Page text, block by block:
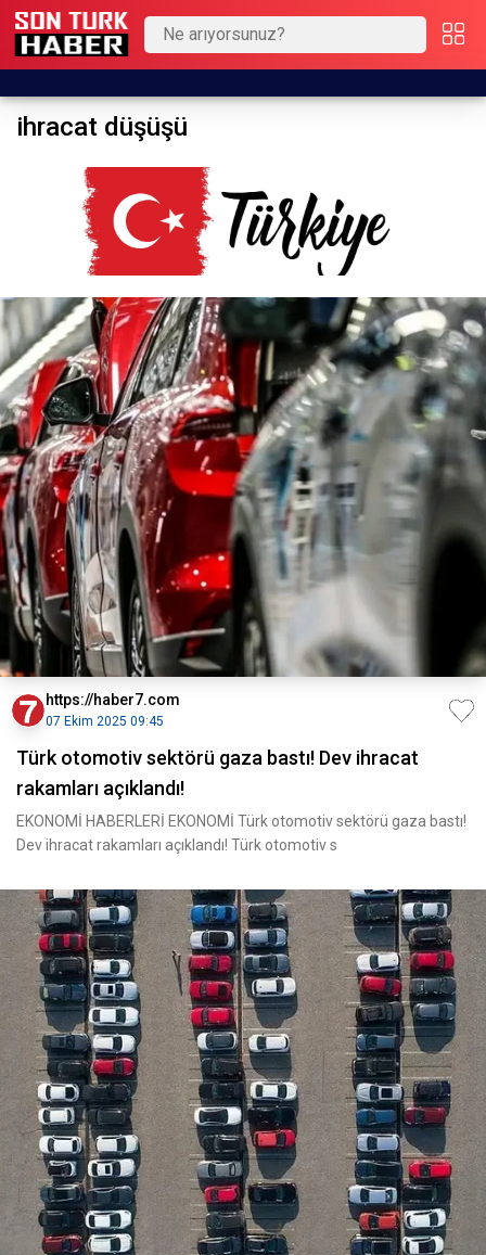
ihracat düşüşü
https://haber7.com
07 Ekim 2025 09:45
Türk otomotiv sektörü gaza bastı! Dev ihracat
rakamları açıklandı!
EKONOMİ HABERLERİ EKONOMİ Türk otomotiv sektörü gaza bastı!
Dev ihracat rakamları açıklandı! Türk otomotiv s